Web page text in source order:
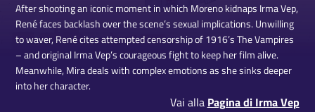
After shooting an iconic moment in which Moreno kidnaps Irma Vep,
René faces backlash over the scene’s sexual implications. Unwilling
to waver, René cites attempted censorship of 1916’s The Vampires
– and original Irma Vep’s courageous fight to keep her film alive.
Meanwhile, Mira deals with complex emotions as she sinks deeper
into her character.
Vai alla Pagina di Irma Vep